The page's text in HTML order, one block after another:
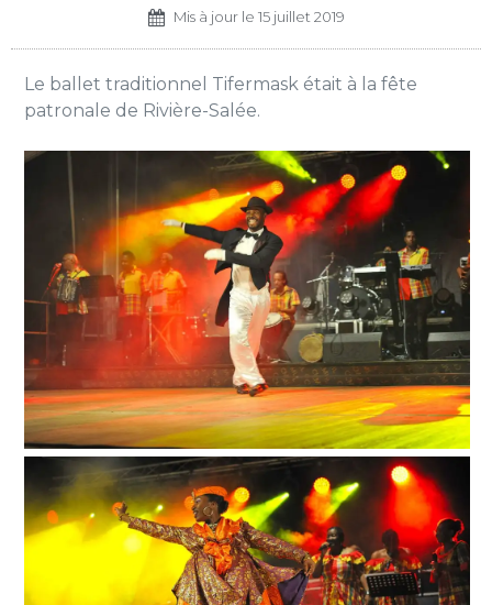
Mis à jour le 15 juillet 2019
Le ballet traditionnel Tifermask était à la fête
patronale de Rivière-Salée.